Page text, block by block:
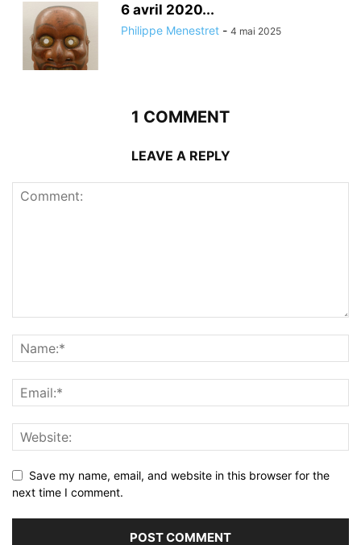
6 avril 2020...
Philippe Menestret - 4 mai 2025
1 COMMENT
LEAVE A REPLY
Save my name, email, and website in this browser for the
next time I comment.